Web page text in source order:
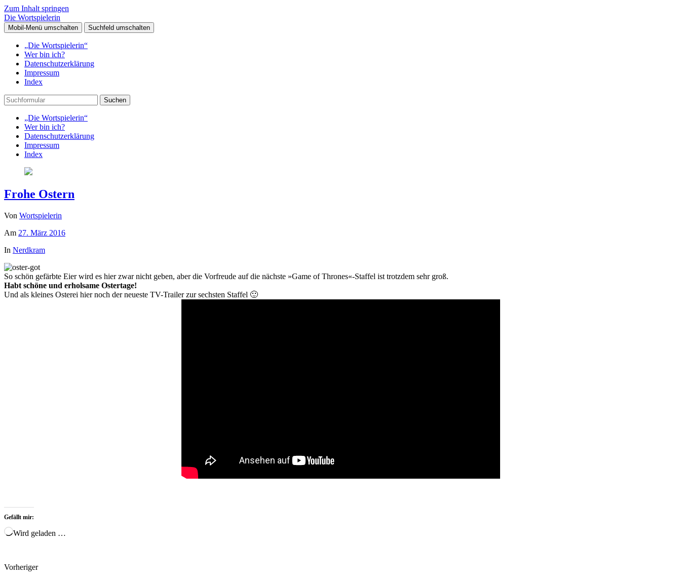
Zum Inhalt springen
Die Wortspielerin
Mobil-Menü umschalten Suchfeld umschalten
„Die Wortspielerin“
Wer bin ich?
Datenschutzerklärung
Impressum
Index
Suchen
„Die Wortspielerin“
Wer bin ich?
Datenschutzerklärung
Impressum
Index
Frohe Ostern
Von Wortspielerin
Am 27. März 2016
In Nerdkram
So schön gefärbte Eier wird es hier zwar nicht geben, aber die Vorfreude auf die nächste »Game of Thrones«-Staffel ist trotzdem sehr groß.
Habt schöne und erholsame Ostertage!
Und als kleines Osterei hier noch der neueste TV-Trailer zur sechsten Staffel 🙂
Gefällt mir:
Wird geladen …
Vorheriger